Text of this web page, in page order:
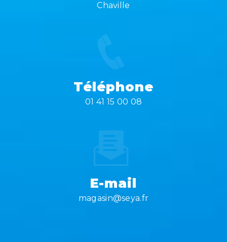
Chaville
Téléphone
01 41 15 00 08
E-mail
magasin@seya.fr